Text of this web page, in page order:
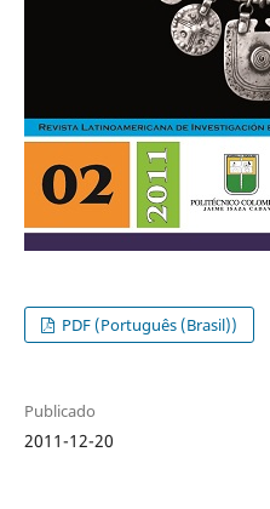
PDF (Português (Brasil))
Publicado
2011-12-20